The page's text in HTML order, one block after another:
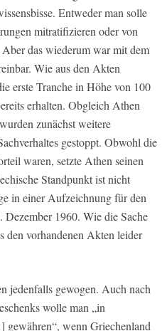
Entweder man solle
mitratifizieren oder von
das wiederum war mit dem
Wie aus den Akten
erste Tranche in Höhe von 100
erhalten. Obgleich Athen
zunächst weitere
gestoppt. Obwohl die
waren, setzte Athen seinen
Standpunkt ist nicht
in einer Aufzeichnung für den
1960. Wie die Sache
den vorhandenen Akten leider
jedenfalls gewogen. Auch nach
wolle man „in
wenn Griechenland